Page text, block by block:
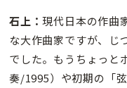
石上：現代日本の作曲
な大作曲家ですが、じ
でした。もうちょっと
奏/1995）や初期の「